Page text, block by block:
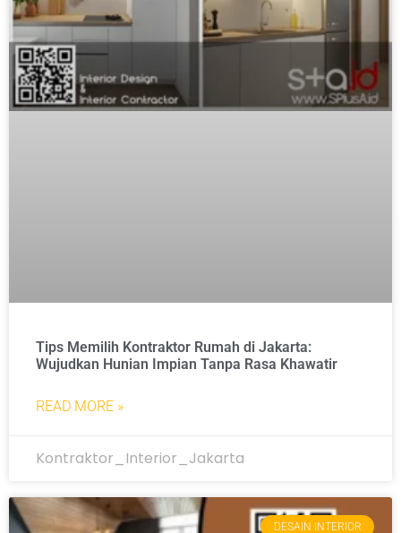
Tips Memilih Kontraktor Rumah di Jakarta:
Wujudkan Hunian Impian Tanpa Rasa Khawatir
READ MORE »
Kontraktor_Interior_Jakarta
DESAIN INTERIOR